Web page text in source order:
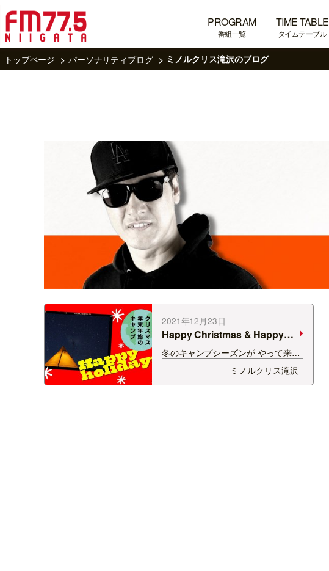
PROGRAM
番組一覧
TIME TABLE
タイムテーブル
トップページ
パーソナリティブログ ミノルクリス滝沢のブログ
2021年12月23日
Happy Christmas & Happy
New Year
冬のキャンプシーズンが やって来ま
した。 早速先日キャンプへ行って→
動画にしました😊 リスナーのアナ
タ どうぞ素敵なクリスマス そして素
ミノルクリス滝沢